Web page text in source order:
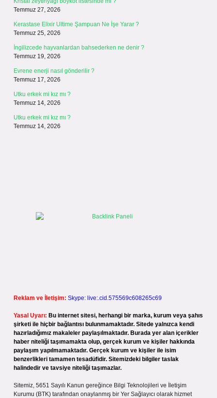
Temmuz 27, 2026
Kerastase Elixir Ultime Şampuan Ne İşe Yarar ?
Temmuz 25, 2026
İngilizcede hayvanlardan bahsederken ne denir ?
Temmuz 19, 2026
Evrene enerji nasıl gönderilir ?
Temmuz 17, 2026
Utku erkek mi kız mı ?
Temmuz 14, 2026
Utku erkek mi kız mı ?
Temmuz 14, 2026
Reklam ve İletişim: Skype: live:.cid.575569c608265c69
Yasal Uyarı: Bu internet sitesi, herhangi bir marka, kurum veya şahıs
şirketi ile hiçbir bağlantısı bulunmamaktadır. Sitede yalnızca kendi
hazırladığımız makaleler paylaşılmaktadır. Burada yer alan içerikler
haber niteliği taşımamakta olup, gerçek kurum ve kişiler hakkında
paylaşım yapılmamaktadır. Gerçek kurum ve kişiler ile isim
benzerlikleri tamamen tesadüfidir. Sitemizdeki bilgiler taslak
halindedir ve tavsiye niteliği taşımazlar.
Sitemiz, 5651 Sayılı Kanun gereğince Bilgi Teknolojileri ve İletişim
Kurumu (BTK) tarafından onaylanmış bir Yer Sağlayıcı olarak hizmet